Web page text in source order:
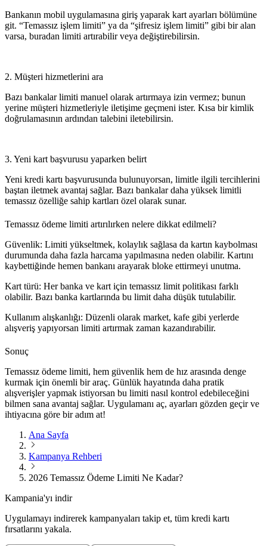
Bankanın mobil uygulamasına giriş yaparak kart ayarları bölümüne
git. “Temassız işlem limiti” ya da “şifresiz işlem limiti” gibi bir alan
varsa, buradan limiti artırabilir veya değiştirebilirsin.
2. Müşteri hizmetlerini ara
Bazı bankalar limiti manuel olarak artırmaya izin vermez; bunun
yerine müşteri hizmetleriyle iletişime geçmeni ister. Kısa bir kimlik
doğrulamasının ardından talebini iletebilirsin.
3. Yeni kart başvurusu yaparken belirt
Yeni kredi kartı başvurusunda bulunuyorsan, limitle ilgili tercihlerini
baştan iletmek avantaj sağlar. Bazı bankalar daha yüksek limitli
temassız özelliğe sahip kartları özel olarak sunar.
Temassız ödeme limiti artırılırken nelere dikkat edilmeli?
Güvenlik: Limiti yükseltmek, kolaylık sağlasa da kartın kaybolması
durumunda daha fazla harcama yapılmasına neden olabilir. Kartını
kaybettiğinde hemen bankanı arayarak bloke ettirmeyi unutma.
Kart türü: Her banka ve kart için temassız limit politikası farklı
olabilir. Bazı banka kartlarında bu limit daha düşük tutulabilir.
Kullanım alışkanlığı: Düzenli olarak market, kafe gibi yerlerde
alışveriş yapıyorsan limiti artırmak zaman kazandırabilir.
Sonuç
Temassız ödeme limiti, hem güvenlik hem de hız arasında denge
kurmak için önemli bir araç. Günlük hayatında daha pratik
alışverişler yapmak istiyorsan bu limiti nasıl kontrol edebileceğini
bilmen sana avantaj sağlar. Uygulamanı aç, ayarları gözden geçir ve
ihtiyacına göre bir adım at!
Ana Sayfa
Kampanya Rehberi
2026 Temassız Ödeme Limiti Ne Kadar?
Kampania'yı indir
Uygulamayı indirerek kampanyaları takip et, tüm kredi kartı
fırsatlarını yakala.